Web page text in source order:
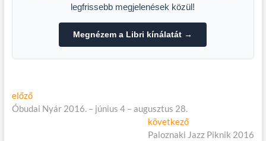
legfrissebb megjelenések közül!
Megnézem a Libri kínálatát →
Bejegyzés
navigáció
előzőElőző
cikk:
Óbudai Nyár 2016. – június 4 – augusztus 28.
következőKövetkező
cikk:
Paloznaki Jazz Piknik 2016